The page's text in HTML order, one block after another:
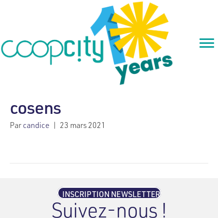
cosens
Parcandice | 23 mars 2021
INSCRIPTION NEWSLETTER
Suivez-nous !